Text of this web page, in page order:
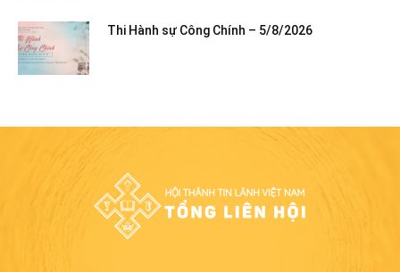
Thi Hành sự Công Chính – 5/8/2026